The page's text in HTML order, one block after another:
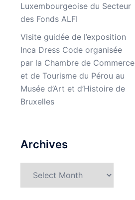
Luxembourgeoise du Secteur
des Fonds ALFI
Visite guidée de l’exposition
Inca Dress Code organisée
par la Chambre de Commerce
et de Tourisme du Pérou au
Musée d’Art et d’Histoire de
Bruxelles
Archives